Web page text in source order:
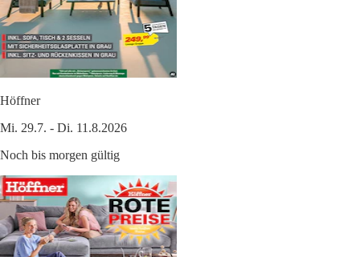
Höffner
Mi. 29.7. - Di. 11.8.2026
Noch bis morgen gültig